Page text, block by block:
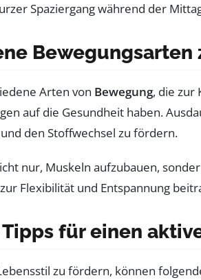
Spaziergang während der
Bewegungsarten
Arten von Bewegung, die zur
auf die Gesundheit haben.
den Stoffwechsel zu fördern.
nur, Muskeln aufzubauen,
Flexibilität und Entspannung
für einen
zu fördern, können